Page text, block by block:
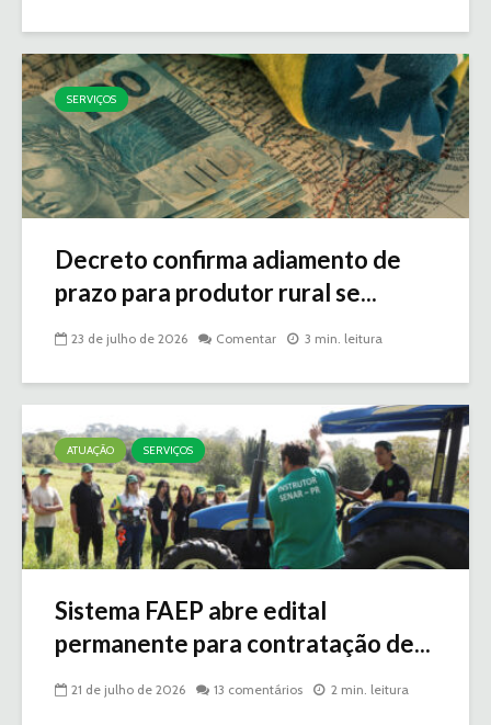
SERVIÇOS
Decreto confirma adiamento de
prazo para produtor rural se...
23 de julho de 2026 Comentar 3 min. leitura
ATUAÇÃO SERVIÇOS
Sistema FAEP abre edital
permanente para contratação de...
21 de julho de 2026 13 comentários 2 min. leitura